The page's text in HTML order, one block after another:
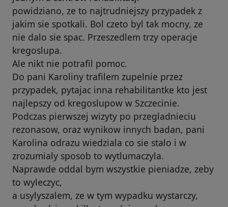
powidziano, ze to najtrudniejszy przypadek z
jakim sie spotkali. Bol czeto byl tak mocny, ze
nie dalo sie spac. Przeszedlem trzy operacje
kregoslupa.
Ale nikt nie potrafil pomoc.
Do pani Karoliny trafilem zupelnie przez
przypadek, pytajac inna rehabilitantke kto jest
najlepszy od kregoslupow w Szczecinie.
Podczas pierwszej wizyty po przegladnieciu
rezonasow, oraz wynikow innych badan, pani
Karolina odrazu wiedziala co sie stalo i w
zrozumialy sposob to wytlumaczyla.
Naprawde oddal bym wszystkie pieniadze, zeby
to wyleczyc,
a usylyszalem, ze w tym wypadku wystarczy,